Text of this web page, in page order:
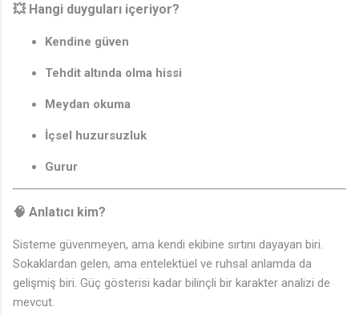
💥 Hangi duyguları içeriyor?
Kendine güven
Tehdit altında olma hissi
Meydan okuma
İçsel huzursuzluk
Gurur
🧠 Anlatıcı kim?
Sisteme güvenmeyen, ama kendi ekibine sırtını dayayan biri.
Sokaklardan gelen, ama entelektüel ve ruhsal anlamda da
gelişmiş biri. Güç gösterisi kadar bilinçli bir karakter analizi de
mevcut.